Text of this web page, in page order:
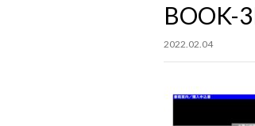
BOOK-
2022.02.04